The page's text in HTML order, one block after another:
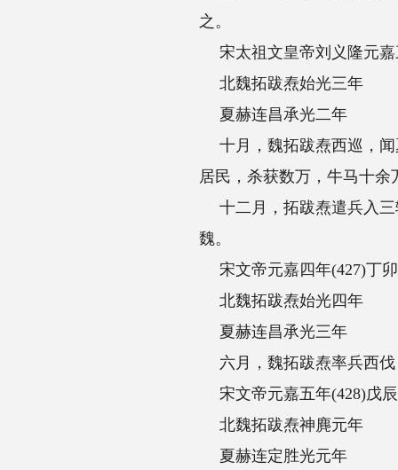
宋太祖文皇帝刘义隆元嘉三年(426)丙寅
北魏拓跋焘始光三年
夏赫连昌承光二年
十月，魏拓跋焘西巡，闻夏赫连勃勃死，
居民，杀获数万，牛马十余万，徙万余家而
十二月，拓跋焘遣兵入三辅，派奚斤攻长
宋文帝元嘉四年(427)丁卯
北魏拓跋焘始光四年
夏赫连昌承光三年
六月，魏拓跋焘率兵西伐，与夏主赫连昌
宋文帝元嘉五年(428)戊辰
北魏拓跋焘神麂元年
夏赫连定胜光元年